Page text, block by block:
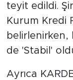
teyit edildi.
Kurum Kredi
de 'Stabil'
Ayrıca